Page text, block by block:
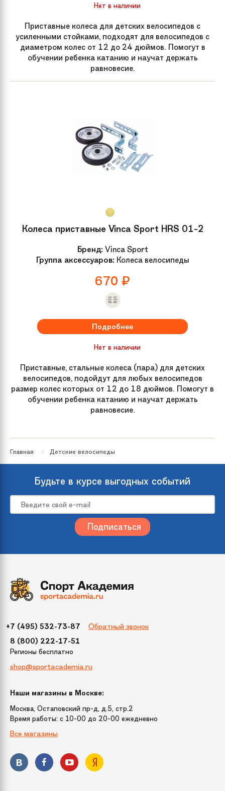
Нет в наличии
Приставные колеса для детских велосипедов с
усиленными стойками, подходят для велосипедов с
диаметром колес от 12 до 24 дюймов. Помогут в
обучении ребенка катанию и научат держать
равновесие.
Колеса приставные Vinca Sport HRS 01-2
Бренд: Vinca Sport
Группа аксессуаров: Колеса велосипеды
670 ₽
Подробнее
Нет в наличии
Приставные, стальные колеса (пара) для детских
велосипедов, подойдут для любых велосипедов
размер колес которых от 12 до 18 дюймов. Помогут в
обучении ребенка катанию и научат держать
равновесие.
Главная Детские велосипеды
Будьте в курсе выгодных событий
+7 (495) 532-73-87 Обратный звонок
8 (800) 222-17-51
Регионы бесплатно
shop@sportacademia.ru
Наши магазины в Москве:
Москва, Остаповский пр-д, д.5, стр.2
Время работы: c 10-00 до 20-00 ежедневно
Все магазины